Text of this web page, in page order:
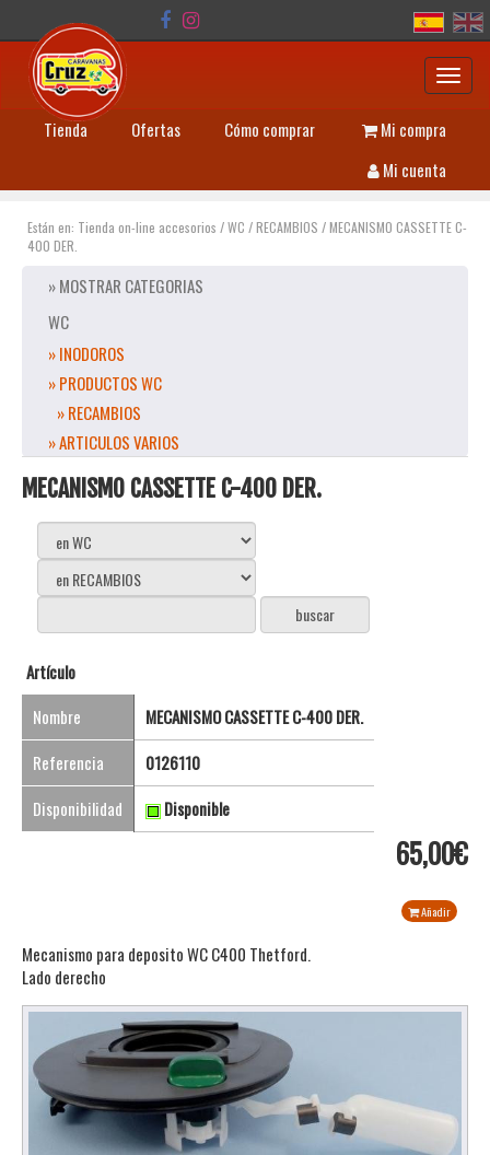
Tienda Ofertas Cómo comprar
Mi compra
Mi cuenta
Están en: Tienda on-line accesorios /WC /RECAMBIOS /MECANISMO CASSETTE C-
400 DER.
» MOSTRAR CATEGORIAS
WC
» INODOROS
» PRODUCTOS WC
» RECAMBIOS
» ARTICULOS VARIOS
MECANISMO CASSETTE C-400 DER.
Artículo
Nombre
MECANISMO CASSETTE C-400 DER.
Referencia
0126110
Disponibilidad
Disponible
65,00€
Añadir
Mecanismo para deposito WC C400 Thetford.
Lado derecho